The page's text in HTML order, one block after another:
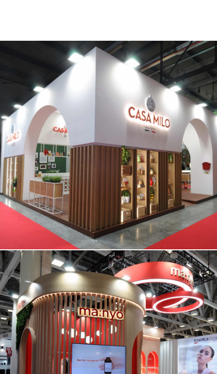
CASA MILO | Tuttofood
MANYO | Cosmoprof